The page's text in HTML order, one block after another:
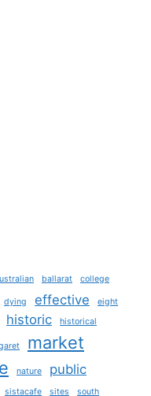
ballarat college
dying effective
eight
historic historical
market
nature public
sistacafe sites south